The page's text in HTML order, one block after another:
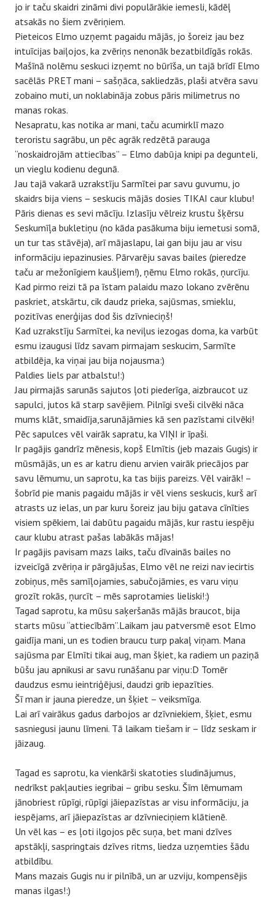
jo ir taču skaidri zināmi divi populārākie iemesli, kādēļ
atsakās no šiem zvēriņiem.
Pieteicos Elmo uzņemt pagaidu mājās, jo šoreiz jau bez
intuīcijas baiļojos, ka zvēriņs nenonāk bezatbildīgās rokās.
Mašīnā nolēmu seskuci izņemt no būrīša, un tajā brīdī Elmo
sacēlās PRET mani – sašņāca, sakliedzās, plaši atvēra savu
zobaino muti, un noklabināja zobus pāris milimetrus no
manas rokas.
Nesapratu, kas notika ar mani, taču acumirklī mazo
teroristu sagrābu, un pēc agrāk redzētā parauga
“noskaidrojām attiecības” – Elmo dabūja knipi pa degunteli,
un vieglu kodienu degunā.
Jau tajā vakarā uzrakstīju Sarmītei par savu guvumu, jo
skaidrs bija viens – seskucis mājās dosies TIKAI caur klubu!
Pāris dienas es sevi mācīju. Izlasīju vēlreiz krustu šķērsu
Seskumīļa bukletiņu (no kāda pasākuma biju iemetusi somā,
un tur tas stāvēja), arī mājaslapu, lai gan biju jau ar visu
informāciju iepazinusies. Pārvarēju savas bailes (pieredze
taču ar mežonīgiem kaušļiem!), ņēmu Elmo rokās, ņurcīju.
Kad pirmo reizi tā pa īstam palaidu mazo lokano zvērēnu
paskriet, atskārtu, cik daudz prieka, sajūsmas, smieklu,
pozitīvas enerģijas dod šis dzīvnieciņš!
Kad uzrakstīju Sarmītei, ka neviļus iezogas doma, ka varbūt
esmu izaugusi līdz savam pirmajam seskucim, Sarmīte
atbildēja, ka viņai jau bija nojausma:)
Paldies liels par atbalstu!:)
Jau pirmajās sarunās sajutos ļoti piederīga, aizbraucot uz
sapulci, jutos kā starp savējiem. Pilnīgi sveši cilvēki nāca
mums klāt, smaidīja,sarunājāmies kā sen pazīstami cilvēki!
Pēc sapulces vēl vairāk sapratu, ka VIŅI ir īpaši.
Ir pagājis gandrīz mēnesis, kopš Elmītis (jeb mazais Gugis) ir
mūsmājās, un es ar katru dienu arvien vairāk priecājos par
savu lēmumu, un saprotu, ka tas bijis pareizs. Vēl vairāk! –
šobrīd pie manis pagaidu mājās ir vēl viens seskucis, kurš arī
atrasts uz ielas, un par kuru šoreiz jau biju gatava cīnīties
visiem spēkiem, lai dabūtu pagaidu mājās, kur rastu iespēju
caur klubu atrast pašas labākās mājas!
Ir pagājis pavisam mazs laiks, taču dīvainās bailes no
izveicīgā zvēriņa ir pārgājušas, Elmo vēl ne reizi nav iecirtis
zobiņus, mēs samīļojamies, sabučojāmies, es varu viņu
grozīt rokās, ņurcīt – mēs saprotamies lieliski!:)
Tagad saprotu, ka mūsu saķeršanās mājās braucot, bija
starts mūsu “attiecībām”.Laikam jau patversmē esot Elmo
gaidīja mani, un es todien braucu turp pakaļ viņam. Mana
sajūsma par Elmīti tikai aug, man šķiet, ka radiem un paziņā
būšu jau apnikusi ar savu runāšanu par viņu:D Tomēr
daudzus esmu ieintriģējusi, daudzi grib iepazīties.
Šī man ir jauna pieredze, un šķiet – veiksmīga.
Lai arī vairākus gadus darbojos ar dzīvniekiem, šķiet, esmu
sasniegusi jaunu līmeni. Tā laikam tiešam ir – līdz seskam ir
jāizaug.
Tagad es saprotu, ka vienkārši skatoties sludinājumus,
nedrīkst pakļauties iegribai – gribu sesku. Šīm lēmumam
jānobriest rūpīgi, rūpīgi jāiepazīstas ar visu informāciju, ja
iespējams, arī jāiepazīstas ar dzīvnieciņiem klātienē.
Un vēl kas – es ļoti ilgojos pēc suņa, bet mani dzīves
apstākļi, saspringtais dzīves ritms, liedza uzņemties šādu
atbildību.
Mans mazais Gugis nu ir pilnībā, un ar uzviju, kompensējis
manas ilgas!:)